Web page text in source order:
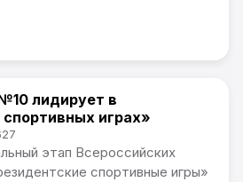
лидирует в
играх»
этап Всероссийских
спортивные игры»